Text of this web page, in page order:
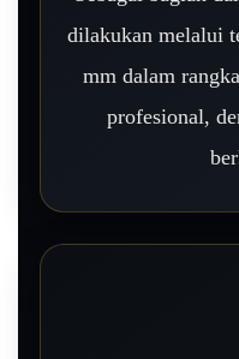
dilakukan melalui
mm dalam
profesional,